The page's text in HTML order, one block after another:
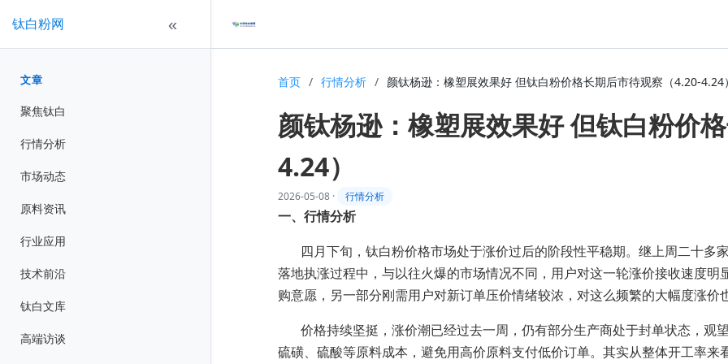
钛白粉网 «
文章
聚焦钛白
行情分析
市场动态
原料资讯
行业应用
技术前沿
钛白文库
高端访谈
首页 / 行情分析 / 颜钛杨逊：橡塑展效果好 但钛白粉价格长期后市待观察（4.20-4.24
颜钛杨逊：橡塑展效果好 但钛白粉价
4.24）
2026-05-08 · 行情分析
一、行情分析
四月下旬，钛白粉价格市场处于涨价过后的阶段性平稳期。继上周二十多
落地执涨过程中，与以往火爆的市场情况不同，用户对这一轮涨价接收速度
购意愿，另一部分刚需用户对新订单压价情绪较浓，对这么频繁的大幅度涨价
价格持续坚挺，涨价潮已经过去一周，仍有部分生产商处于封单状态，观
硫磺、硫酸等原料成本，避免用高价原料支付低价订单。其实从整体开工率